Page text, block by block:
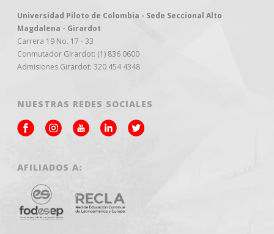
Universidad Piloto de Colombia - Sede Seccional Alto
Magdalena - Girardot
Carrera 19 No. 17 - 33
Conmutador Girardot: (1) 836 0600
Admisiones Girardot: 320 454 4348
NUESTRAS REDES SOCIALES
AFILIADOS A: